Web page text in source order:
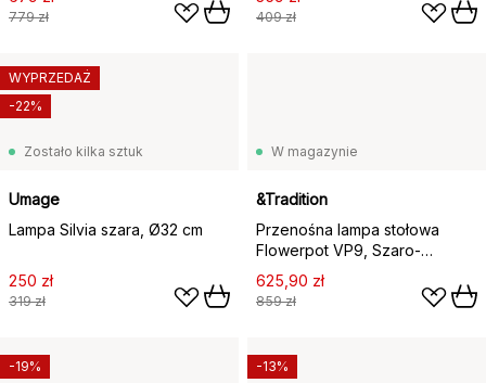
779 zł 409 zł
Zostało kilka sztuk
Umage
Lampa Silvia szara, Ø32 cm
250 zł
319 zł
WYPRZEDAŻ
-22%
W magazynie
&Tradition
Przenośna lampa stołowa
Flowerpot VP9, Szaro-
beżowa
625,90 zł
859 zł
-19% -13%